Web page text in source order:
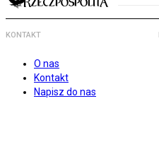
KONTAKT
O nas
Kontakt
Napisz do nas